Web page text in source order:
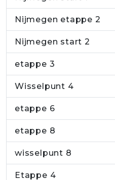
Nijmegen etappe 2
Nijmegen start 2
etappe 3
Wisselpunt 4
etappe 6
etappe 8
wisselpunt 8
Etappe 4